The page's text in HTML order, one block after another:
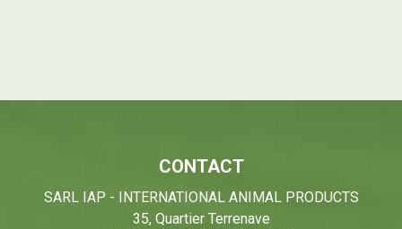
CONTACT
SARL IAP - INTERNATIONAL ANIMAL PRODUCTS
35, Quartier Terrenave